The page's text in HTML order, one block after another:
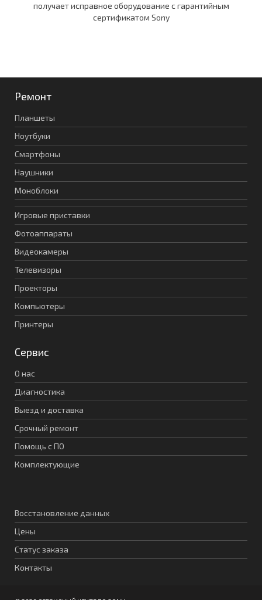
получает исправное оборудование c гарантийным
сертификатом Sony
Ремонт
Планшеты
Ноутбуки
Смартфоны
Наушники
Моноблоки
Игровые приставки
Фотоаппараты
Видеокамеры
Телевизоры
Проекторы
Компьютеры
Принтеры
Сервис
О нас
Диагностика
Выезд и доставка
Срочный ремонт
Помощь с ПО
Комплектующие
Восстановление данных
Цены
Статус заказа
Контакты